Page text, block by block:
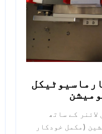
کے ساتھ
(مکمل خودکار